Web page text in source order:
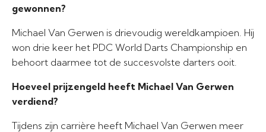
gewonnen?
Michael Van Gerwen is drievoudig wereldkampioen. Hij
won drie keer het PDC World Darts Championship en
behoort daarmee tot de succesvolste darters ooit.
Hoeveel prijzengeld heeft Michael Van Gerwen
verdiend?
Tijdens zijn carrière heeft Michael Van Gerwen meer